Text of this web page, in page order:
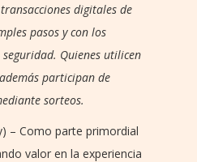
digitales de
pasos y con los
Quienes utilicen
participan de
sorteos.
– Como parte primordial
valor en la experiencia